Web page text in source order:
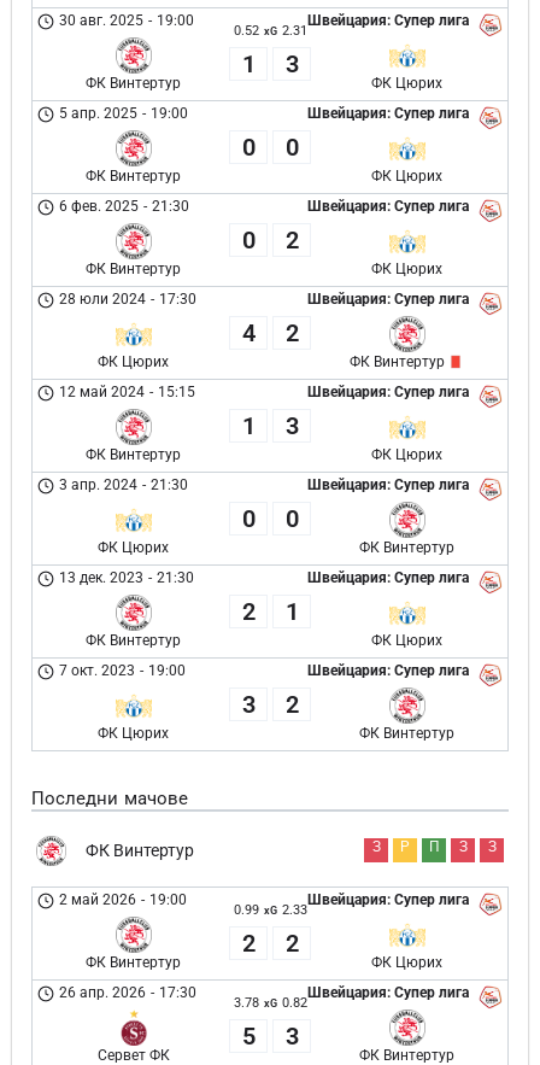
Швейцария: Супер лига
30 авг. 2025 - 19:00
ФК Винтертур
0.52 xG 2.31
1 3
ФК Цюрих
Швейцария: Супер лига
5 апр. 2025 - 19:00
ФК Винтертур
0 0
ФК Цюрих
Швейцария: Супер лига
6 фев. 2025 - 21:30
ФК Винтертур
0 2
ФК Цюрих
Швейцария: Супер лига
28 юли 2024 - 17:30
ФК Цюрих
4 2
ФК Винтертур
Швейцария: Супер лига
12 май 2024 - 15:15
ФК Винтертур
1 3
ФК Цюрих
Швейцария: Супер лига
3 апр. 2024 - 21:30
ФК Цюрих
0 0
ФК Винтертур
Швейцария: Супер лига
13 дек. 2023 - 21:30
ФК Винтертур
2 1
ФК Цюрих
Швейцария: Супер лига
7 окт. 2023 - 19:00
ФК Цюрих
3 2
ФК Винтертур
Последни мачове
ФК Винтертур З Р П З З
Швейцария: Супер лига
2 май 2026 - 19:00
ФК Винтертур
0.99 xG 2.33
2 2
ФК Цюрих
Швейцария: Супер лига
26 апр. 2026 - 17:30
Сервет ФК
3.78 xG 0.82
5 3
ФК Винтертур